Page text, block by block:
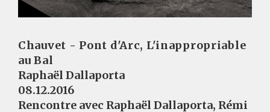
Chauvet - Pont d'Arc, L'inappropriable
au Bal
Raphaël Dallaporta
08.12.2016
Rencontre avec Raphaël Dallaporta, Rémi